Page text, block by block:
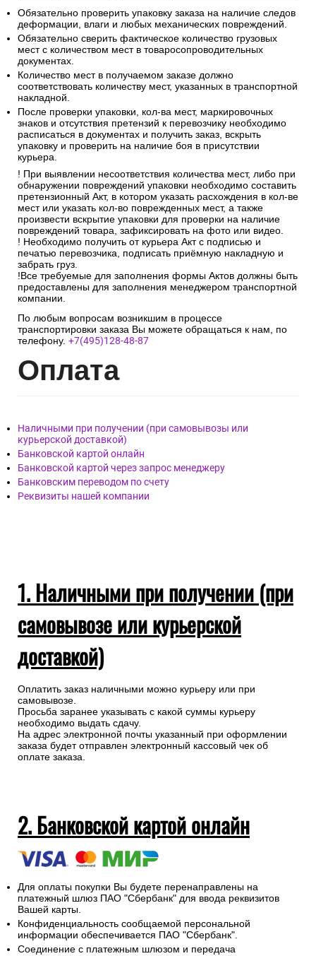
Обязательно проверить упаковку заказа на наличие следов
деформации, влаги и любых механических повреждений.
Обязательно сверить фактическое количество грузовых
мест с количеством мест в товаросопроводительных
документах.
Количество мест в получаемом заказе должно
соответствовать количеству мест, указанных в транспортной
накладной.
После проверки упаковки, кол-ва мест, маркировочных
знаков и отсутствия претензий к перевозчику необходимо
расписаться в документах и получить заказ, вскрыть
упаковку и проверить на наличие боя в присутствии
курьера.
! При выявлении несоответствия количества мест, либо при
обнаружении повреждений упаковки необходимо составить
претензионный Акт, в котором указать расхождения в кол-ве
мест или указать кол-во поврежденных мест, а также
произвести вскрытие упаковки для проверки на наличие
повреждений товара, зафиксировать на фото или видео.
! Необходимо получить от курьера Акт с подписью и
печатью перевозчика, подписать приёмную накладную и
забрать груз.
!Все требуемые для заполнения формы Актов должны быть
предоставлены для заполнения менеджером транспортной
компании.
По любым вопросам возникшим в процессе
транспортировки заказа Вы можете обращаться к нам, по
телефону. +7(495)128-48-87
Оплата
Наличными при получении (при самовывозы или
курьерской доставкой)
Банковской картой онлайн
Банковской картой через запрос менеджеру
Банковским переводом по счету
Реквизиты нашей компании
1. Наличными при получении (при
самовывозе или курьерской
доставкой)
Оплатить заказ наличными можно курьеру или при
самовывозе.
Просьба заранее указывать с какой суммы курьеру
необходимо выдать сдачу.
На адрес электронной почты указанный при оформлении
заказа будет отправлен электронный кассовый чек об
оплате заказа.
2. Банковской картой онлайн
Для оплаты покупки Вы будете перенаправлены на
платежный шлюз ПАО "Сбербанк" для ввода реквизитов
Вашей карты.
Конфиденциальность сообщаемой персональной
информации обеспечивается ПАО "Сбербанк".
Соединение с платежным шлюзом и передача